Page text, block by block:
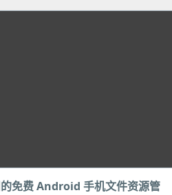
免费 Android 手机文件资源管